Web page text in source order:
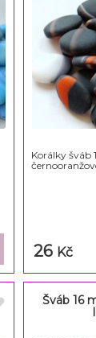
Korálky šváb
26 Kč
Šváb 16